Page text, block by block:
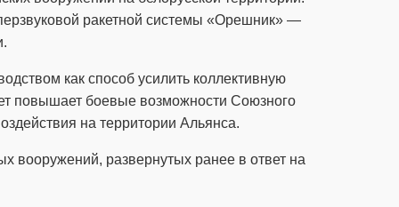
ракетной системы «Орешник» —
как способ усилить коллективную
повышает боевые возможности Союзного
на территории Альянса.
вооружений, развернутых ранее в ответ на